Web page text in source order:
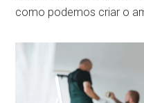
como podemos criar o